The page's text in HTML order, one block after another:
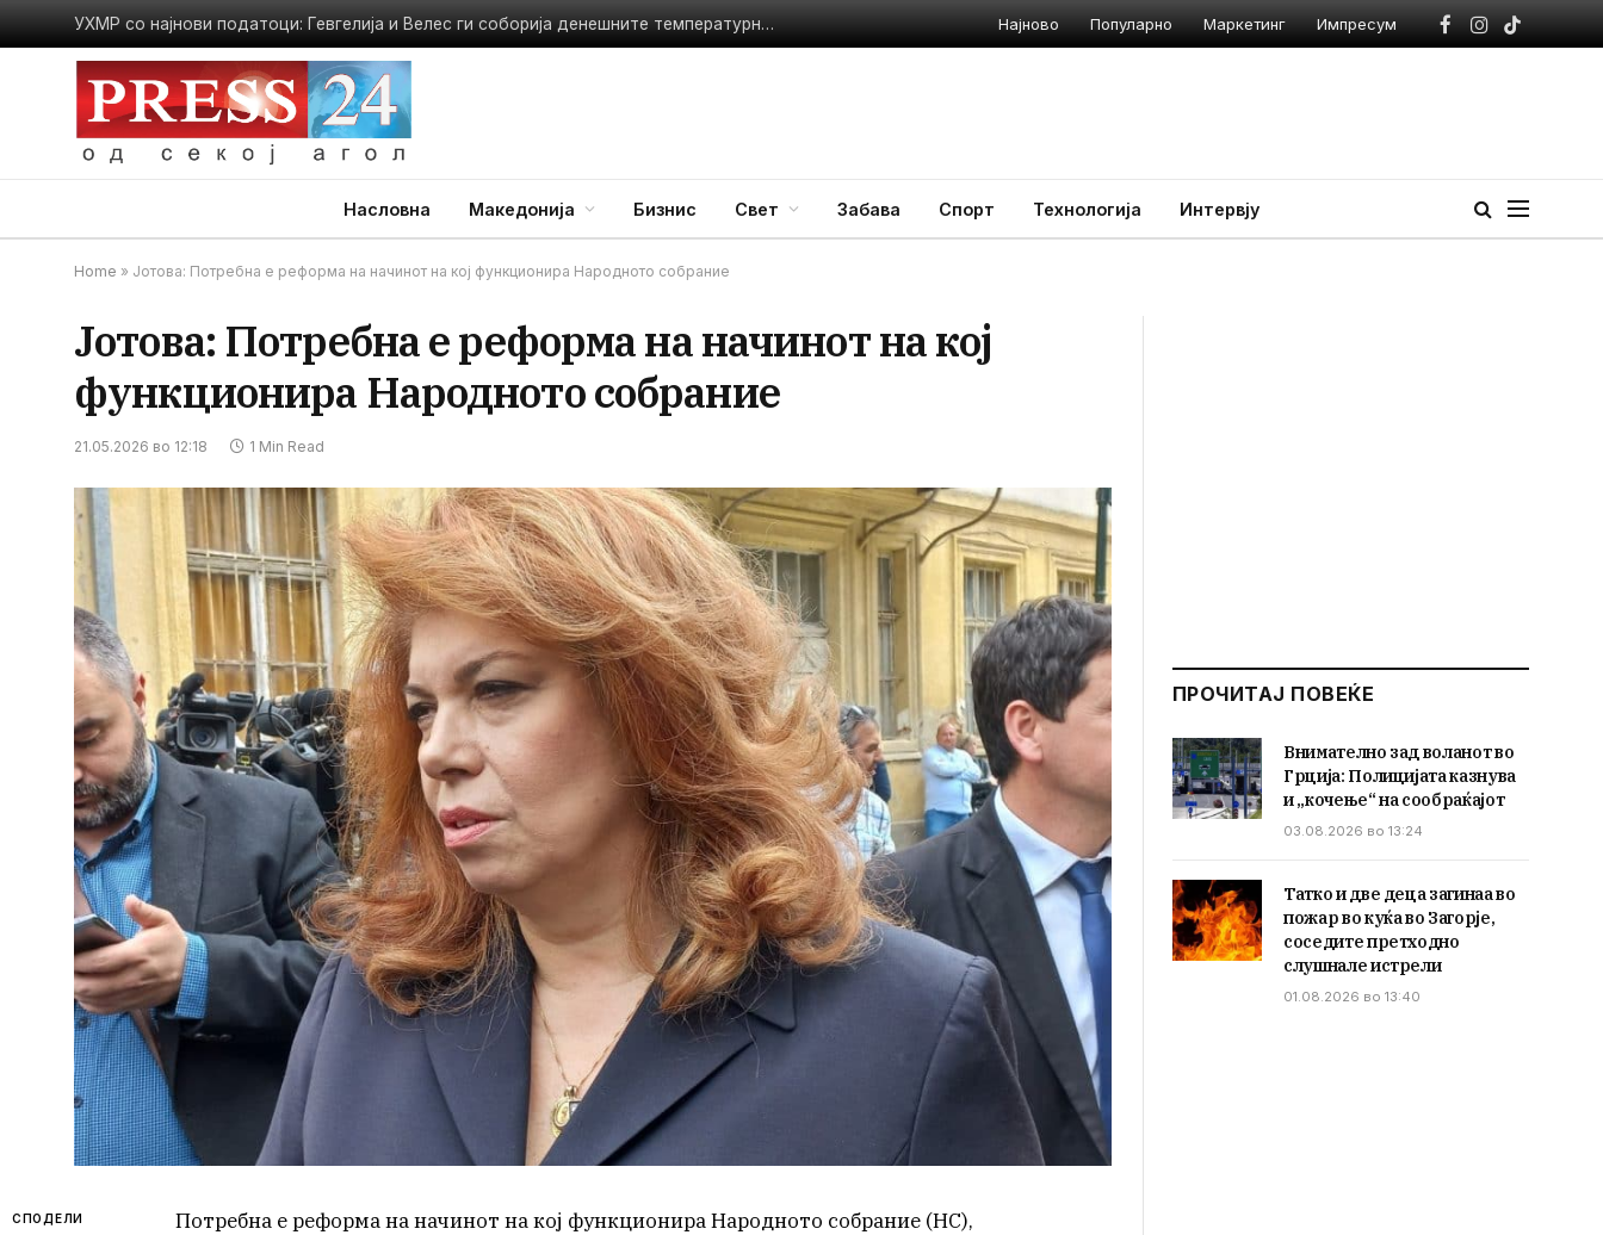
УХМР со најнови податоци: Гевгелија и Велес ги соборија денешните температурни рекорди Најново Популарно Маркетинг Импресум
Facebook
Instagram
TikTok
Насловна Македонија Бизнис Свет Забава Спорт Технологија Интервју
Home » Јотова: Потребна е реформа на начинот на кој функционира Народното собрание
Јотова: Потребна е реформа на начинот на кој
функционира Народното собрание
21.05.2026 во 12:18 1 Min Read
СПОДЕЛИ
Потребна е реформа на начинот на кој функционира Народното собрание (НС),
ПРОЧИТАЈ ПОВЕЌЕ
Внимателно зад воланот во
Грција: Полицијата казнува
и „кочење“ на сообраќајот
03.08.2026 во 13:24
Татко и две деца загинаа во
пожар во куќа во Загорје,
соседите претходно
слушнале истрели
01.08.2026 во 13:40